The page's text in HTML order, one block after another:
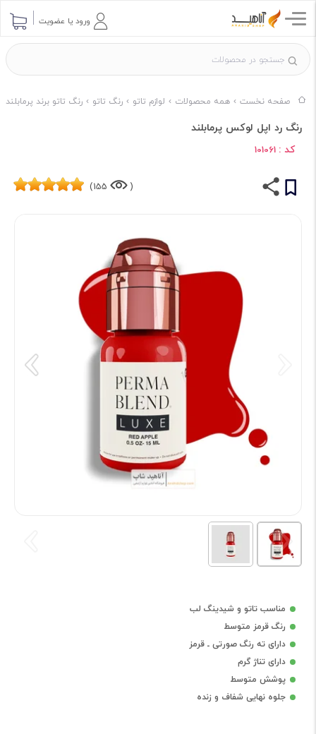
ورود یا عضویت
صفحه نخست همه محصولات لوازم تاتو رنگ تاتو رنگ تاتو برند پرمابلند
رنگ رد اپل لوکس پرمابلند
کد : 101061
(
155)
مناسب تاتو و شیدینگ لب
رنگ قرمز متوسط
دارای ته رنگ صورتی ـ قرمز
دارای تناژ گرم
پوشش متوسط
جلوه نهایی شفاف و زنده